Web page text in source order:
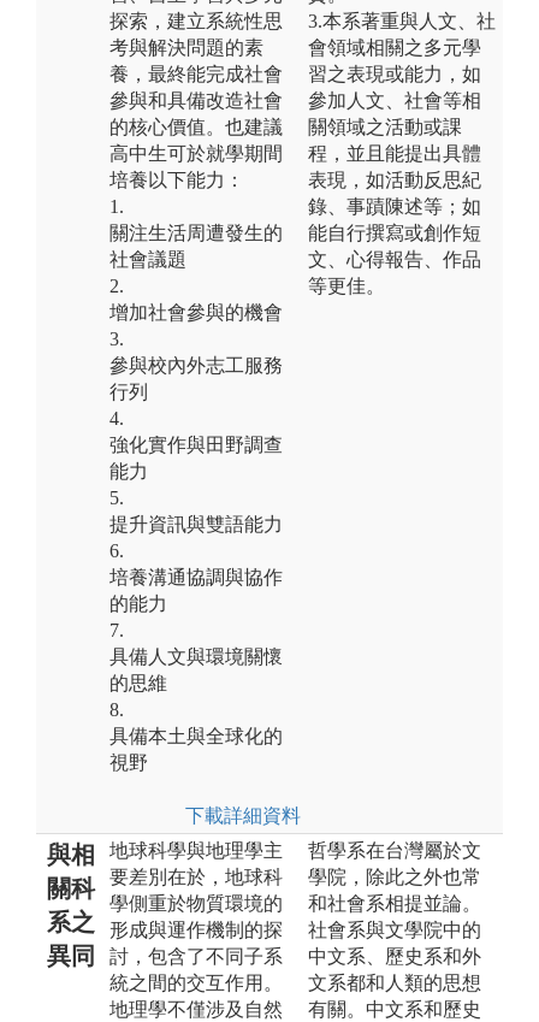
探索，建立系統性思
考與解決問題的素
養，最終能完成社會
參與和具備改造社會
的核心價值。也建議
高中生可於就學期間
培養以下能力：
1.
關注生活周遭發生的
社會議題
2.
增加社會參與的機會
3.
參與校內外志工服務
行列
4.
強化實作與田野調查
能力
5.
提升資訊與雙語能力
6.
培養溝通協調與協作
的能力
7.
具備人文與環境關懷
的思維
8.
具備本土與全球化的
視野
下載詳細資料
3.本系著重與人文、社
會領域相關之多元學
習之表現或能力，如
參加人文、社會等相
關領域之活動或課
程，並且能提出具體
表現，如活動反思紀
錄、事蹟陳述等；如
能自行撰寫或創作短
文、心得報告、作品
等更佳。
與相
關科
系之
異同
地球科學與地理學主
要差別在於，地球科
學側重於物質環境的
形成與運作機制的探
討，包含了不同子系
統之間的交互作用。
地理學不僅涉及自然
哲學系在台灣屬於文
學院，除此之外也常
和社會系相提並論。
社會系與文學院中的
中文系、歷史系和外
文系都和人類的思想
有關。中文系和歷史